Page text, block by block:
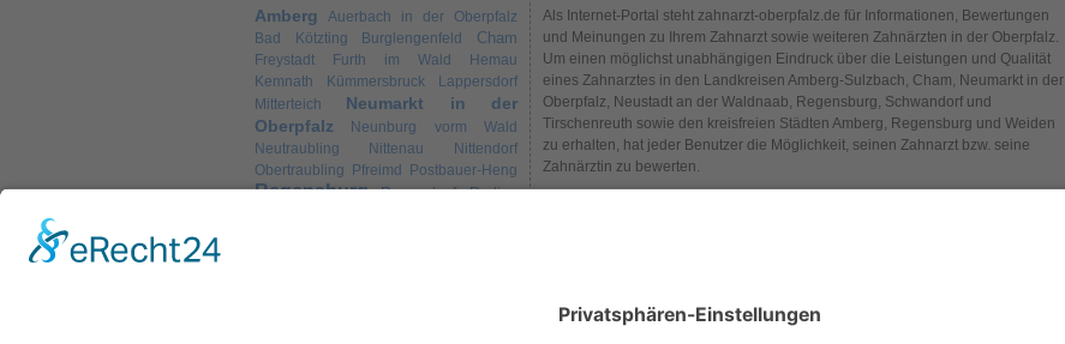
Amberg
Auerbach in der Oberpfalz
Bad Kötzting
Burglengenfeld Cham
Freystadt Furth im Wald
Hemau
Kemnath
Kümmersbruck
Lappersdorf
Mitterteich
Neumarkt in der
Oberpfalz
Neunburg vorm Wald
Neutraubling
Nittenau
Nittendorf
Obertraubling
Pfreimd Postbauer-Heng
Regensburg Regenstauf Roding
Als Internet-Portal steht zahnarzt-oberpfalz.de für Informationen, Bewertungen
und Meinungen zu Ihrem Zahnarzt sowie weiteren Zahnärzten in der Oberpfalz.
Um einen möglichst unabhängigen Eindruck über die Leistungen und Qualität
eines Zahnarztes in den Landkreisen Amberg-Sulzbach, Cham, Neumarkt in der
Oberpfalz, Neustadt an der Waldnaab, Regensburg, Schwandorf und
Tirschenreuth sowie den kreisfreien Städten Amberg, Regensburg und Weiden
zu erhalten, hat jeder Benutzer die Möglichkeit, seinen Zahnarzt bzw. seine
Zahnärztin zu bewerten.